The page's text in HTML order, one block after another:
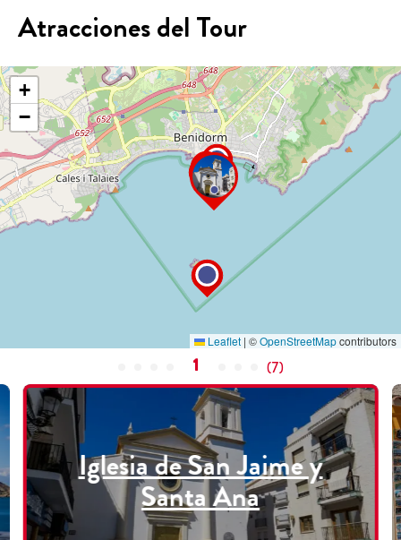
Atracciones del Tour
+
−
Leaflet | ©OpenStreetMapcontributors
1 (7)
Iglesia de San Jaime y
Santa Ana